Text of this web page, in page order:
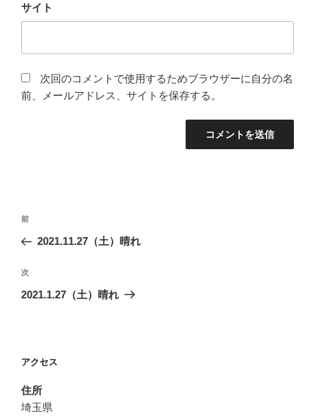
サイト
次回のコメントで使用するためブラウザーに自分の名
前、メールアドレス、サイトを保存する。
投
ナ
ビ
ゲ
ン
前
の
稿
前
2021.11.27（土）晴れ
次
の
次
2021.1.27（土）晴れ
アクセス
住所
埼玉県